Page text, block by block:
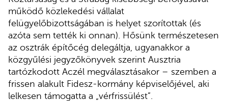
működő közlekedési vállalat
felügyelőbizottságában is helyet szorítottak (és
azóta sem tették ki onnan). Hősünk természetesen
az osztrák építőcég delegáltja, ugyanakkor a
közgyűlési jegyzőkönyvek szerint Ausztria
tartózkodott Aczél megválasztásakor – szemben a
frissen alakult Fidesz-kormány képviselőjével, aki
lelkesen támogatta a „vérfrissülést”.